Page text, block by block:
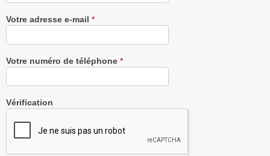
Votre adresse e-mail *
Votre numéro de téléphone *
Vérification